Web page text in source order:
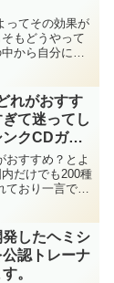
ってその効果が
もどうやって
から自分に適
ので、ぜひ参
！
れがおすす
て迷ってし
クCDガイ
おすすめ？とよ
だけでも200種
ており一言で
のおすすめを選
。
したヘミシ
認トレーナ
。